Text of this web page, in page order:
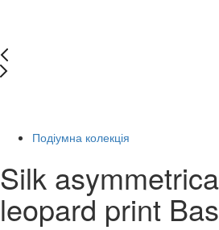
Подіумна колекція
Silk
leopard print